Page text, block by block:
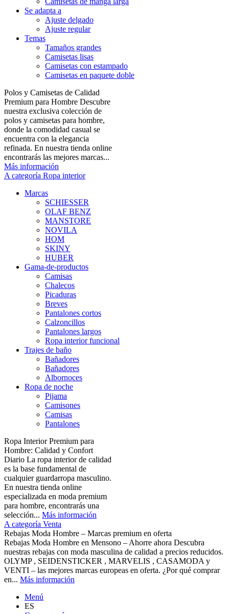
Se adapta a
Ajuste delgado
Ajuste regular
Temas
Tamaños grandes
Camisetas lisas
Camisetas con estampado
Camisetas en paquete doble
Polos y Camisetas de Calidad
Premium para Hombre Descubre
nuestra exclusiva colección de
polos y camisetas para hombre,
donde la comodidad casual se
encuentra con la elegancia
refinada. En nuestra tienda online
encontrarás las mejores marcas...
Más información
A categoría Ropa interior
Marcas
SCHIESSER
OLAF BENZ
MANSTORE
NOVILA
HOM
SKINY
HUBER
Gama-de-productos
Camisas
Chalecos
Picaduras
Breves
Pantalones cortos
Calzoncillos
Pantalones largos
Ropa interior funcional
Trajes de baño
Bañadores
Bañadores
Albornoces
Ropa de noche
Pijama
Camisones
Camisas
Pantalones
Ropa Interior Premium para
Hombre: Calidad y Confort
Diario La ropa interior de calidad
es la base fundamental de
cualquier guardarropa masculino.
En nuestra tienda online
especializada en moda premium
para hombre, encontrarás una
selección... Más información
A categoría Venta
Rebajas Moda Hombre – Marcas premium en oferta
Rebajas Moda Hombre en Mensono – Ahorre ahora Descubra
nuestras rebajas con moda masculina de calidad a precios reducidos.
OLYMP , SEIDENSTICKER , MARVELIS , CASAMODA y
VENTI – las mejores marcas europeas en oferta. ¿Por qué comprar
en... Más información
Menú
ES